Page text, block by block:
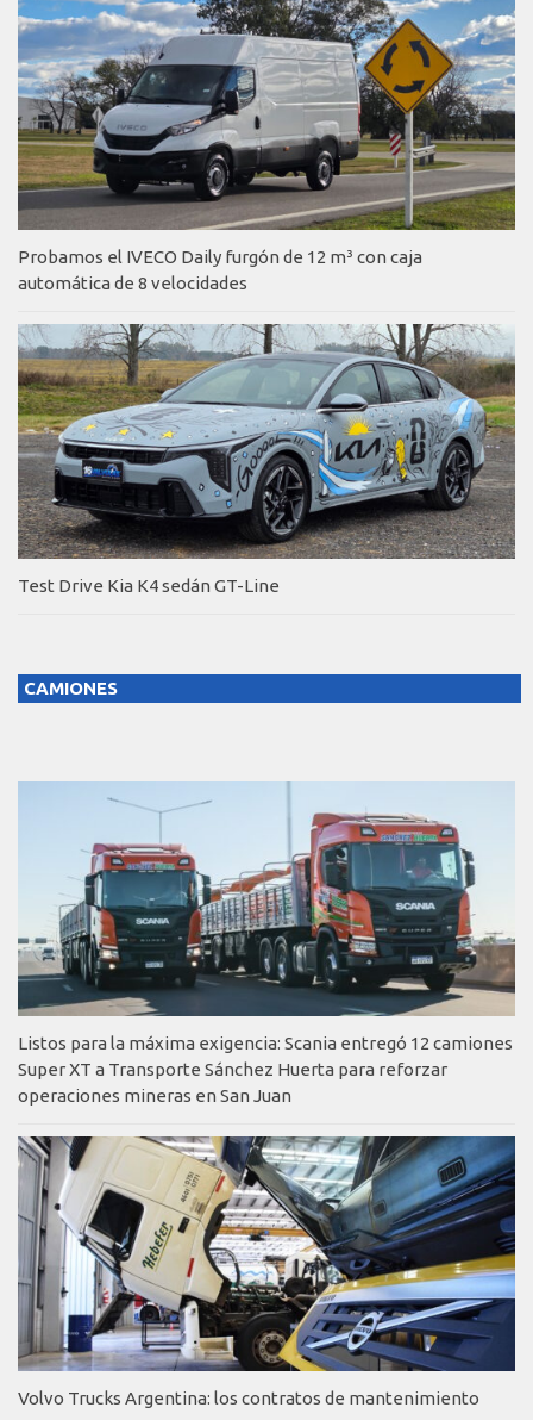
Probamos el IVECO Daily furgón de 12 m³ con caja
automática de 8 velocidades
Test Drive Kia K4 sedán GT-Line
CAMIONES
Listos para la máxima exigencia: Scania entregó 12 camiones
Super XT a Transporte Sánchez Huerta para reforzar
operaciones mineras en San Juan
Volvo Trucks Argentina: los contratos de mantenimiento